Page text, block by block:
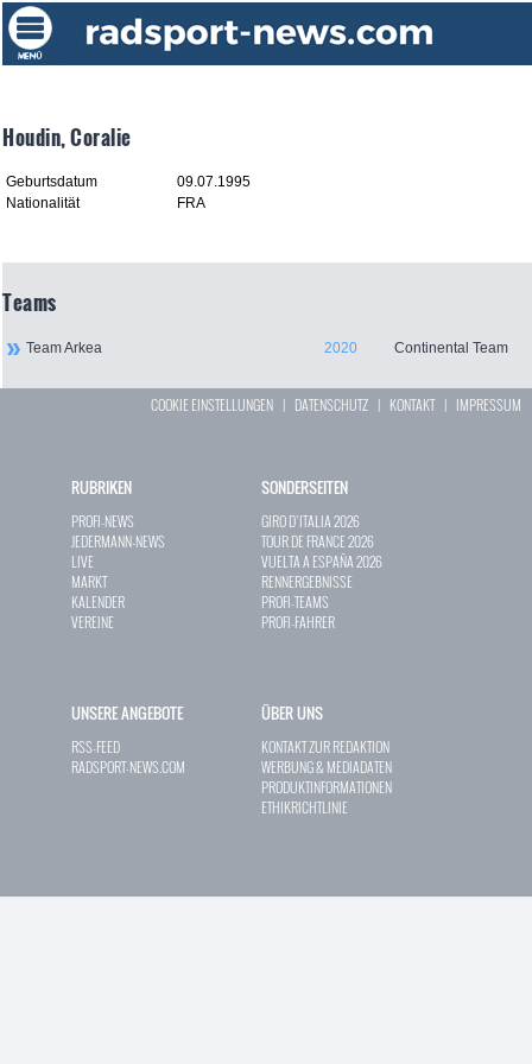
Houdin, Coralie
Geburtsdatum
09.07.1995
Nationalität
FRA
Teams
Team Arkea 2020 Continental Team
COOKIE EINSTELLUNGEN | DATENSCHUTZ | KONTAKT| IMPRESSUM
RUBRIKEN
PROFI-NEWS
JEDERMANN-NEWS
LIVE
MARKT
KALENDER
VEREINE
SONDERSEITEN
GIRO D`ITALIA 2026
TOUR DE FRANCE 2026
VUELTA A ESPAÑA 2026
RENNERGEBNISSE
PROFI-TEAMS
PROFI-FAHRER
UNSERE ANGEBOTE
RSS-FEED
RADSPORT-NEWS.COM
ÜBER UNS
KONTAKT ZUR REDAKTION
WERBUNG & MEDIADATEN
PRODUKTINFORMATIONEN
ETHIKRICHTLINIE